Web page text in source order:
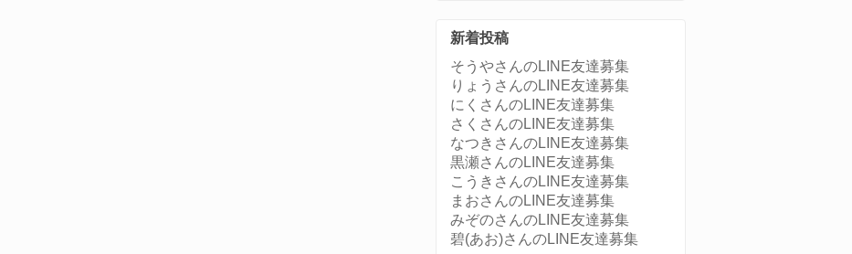
新着投稿
そうやさんのLINE友達募集
りょうさんのLINE友達募集
にくさんのLINE友達募集
さくさんのLINE友達募集
なつきさんのLINE友達募集
黒瀬さんのLINE友達募集
こうきさんのLINE友達募集
まおさんのLINE友達募集
みぞのさんのLINE友達募集
碧(あお)さんのLINE友達募集